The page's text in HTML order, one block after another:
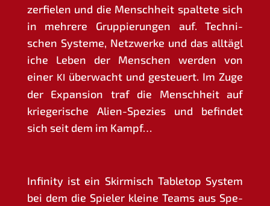
zer­fie­len und die Mensch­heit spal­te­te sich
in meh­re­re Grup­pie­run­gen auf. Tech­ni­
schen Sys­te­me, Netz­wer­ke und das all­täg­l
i­che Leben der Men­schen wer­den von
einer KI über­wacht und gesteu­ert. Im Zuge
der Expan­si­on traf die Mensch­heit auf
krie­ge­ri­sche Ali­en-Spe­zi­es und befin­det
sich seit dem im Kampf…
Infi­ni­ty ist ein Skir­misch Table­top Sys­tem
bei dem die Spie­ler klei­ne Teams aus Spe­